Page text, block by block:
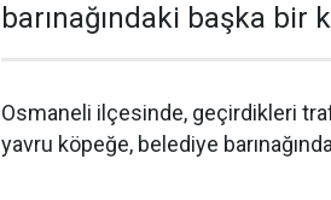
barınağındaki başka bir
Osmaneli ilçesinde, geçirdikleri
yavru köpeğe, belediye